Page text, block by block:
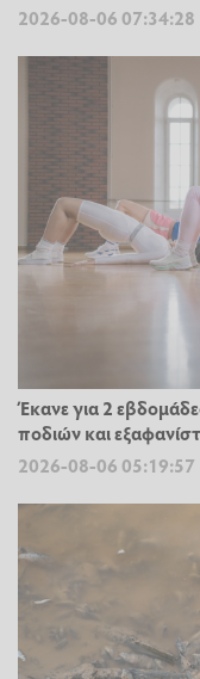
2026-08-06 07:34:28
Έκανε για 2
ποδιών και
2026-08-06 05:19:57